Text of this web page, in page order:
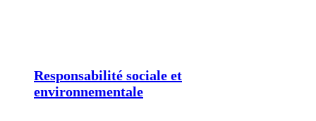
Responsabilité sociale et
environnementale